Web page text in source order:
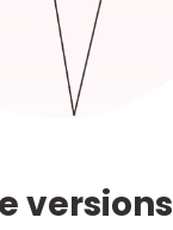
versions